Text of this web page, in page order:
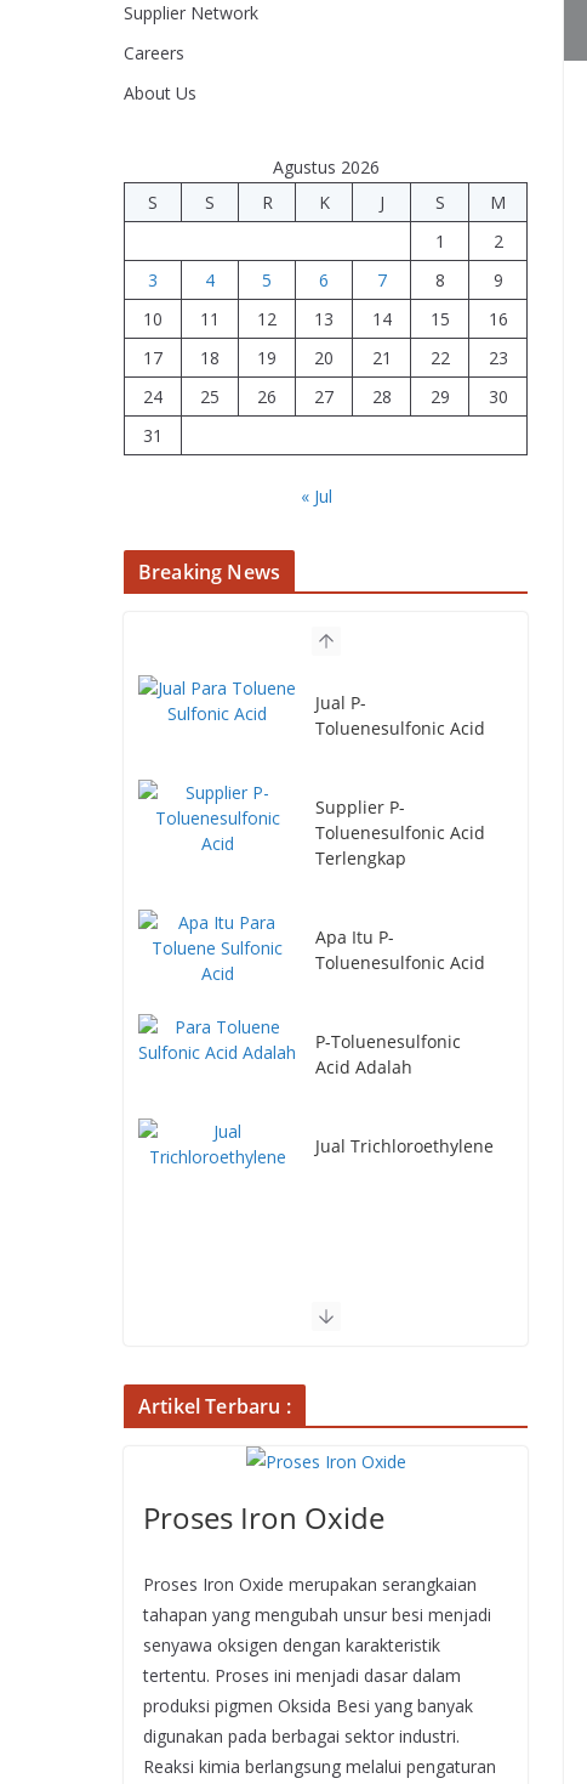
Supplier Network
Careers
About Us
Agustus 2026
S
S R K J S
M
1
2
3
4 5 6 7 8
9
10
11 12 13 14 15
16
17
18 19 20 21 22
23
24
25 26 27 28 29
30
31
« Jul
Breaking News
Jual P-
Toluenesulfonic Acid
Supplier P-
Toluenesulfonic Acid
Terlengkap
Apa Itu P-
Toluenesulfonic Acid
P-Toluenesulfonic
Acid Adalah
Jual Trichloroethylene
Artikel Terbaru :
Proses Iron Oxide
Proses Iron Oxide merupakan serangkaian
tahapan yang mengubah unsur besi menjadi
senyawa oksigen dengan karakteristik
tertentu. Proses ini menjadi dasar dalam
produksi pigmen Oksida Besi yang banyak
digunakan pada berbagai sektor industri.
Reaksi kimia berlangsung melalui pengaturan